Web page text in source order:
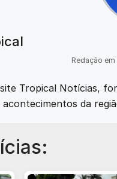
Redação
Tropical Notícias,
da